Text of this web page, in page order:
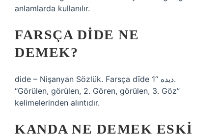
anlamlarda kullanılır.
FARSÇA DIDE NE
DEMEK?
dide – Nişanyan Sözlük. Farsça dīde دیده “1.
“Görülen, görülen, 2. Gören, görülen, 3. Göz”
kelimelerinden alıntıdır.
KANDA NE DEMEK ESKI